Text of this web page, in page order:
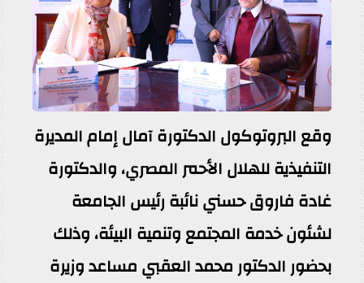
وقع البروتوكول الدكتورة آمال إمام المديرة
التنفيذية للهلال الأحمر المصري، والدكتورة
غادة فاروق حسني نائبة رئيس الجامعة
لشئون خدمة المجتمع وتنمية البيئة، وذلك
بحضور الدكتور محمد العقبي مساعد وزيرة